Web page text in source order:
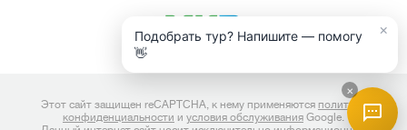
Этот сайт защищен reCAPTCHA, к нему применяются политика
конфиденциальности и условия обслуживания Google.
×
Подобрать тур? Напишите — помогу
👋
×